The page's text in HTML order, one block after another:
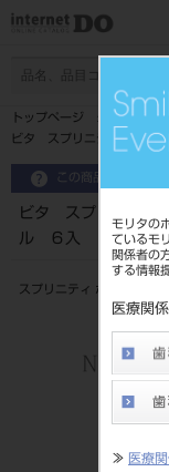
モリタの
ているモ
関係者の
する情報
医療関
≫ 医療
トップページ
ビタ スプリニティ ポリ
この商品に関するお
ビタ スプリニテ
ル ６入 Ｒ１５
スプリニティ ポリシング